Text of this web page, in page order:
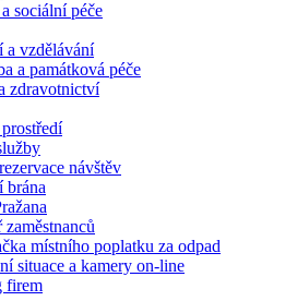
sociální péče
a vzdělávání
a památková péče
zdravotnictví
návštěv
brána
zaměstnanců
místního poplatku za odpad
situace a kamery on-line
firem